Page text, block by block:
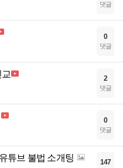
댓글
0
댓글
2
댓글
0
댓글
튜브 불법 소개팅 147